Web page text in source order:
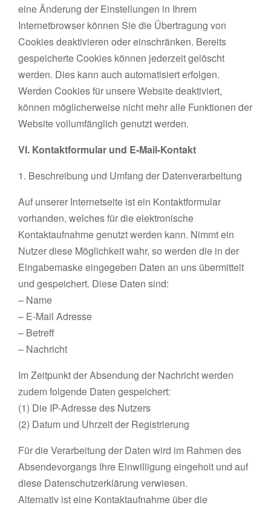
eine Änderung der Einstellungen in Ihrem
Internetbrowser können Sie die Übertragung von
Cookies deaktivieren oder einschränken. Bereits
gespeicherte Cookies können jederzeit gelöscht
werden. Dies kann auch automatisiert erfolgen.
Werden Cookies für unsere Website deaktiviert,
können möglicherweise nicht mehr alle Funktionen der
Website vollumfänglich genutzt werden.
VI. Kontaktformular und E-Mail-Kontakt
1. Beschreibung und Umfang der Datenverarbeitung
Auf unserer Internetseite ist ein Kontaktformular
vorhanden, welches für die elektronische
Kontaktaufnahme genutzt werden kann. Nimmt ein
Nutzer diese Möglichkeit wahr, so werden die in der
Eingabemaske eingegeben Daten an uns übermittelt
und gespeichert. Diese Daten sind:
– Name
– E-Mail Adresse
– Betreff
– Nachricht
Im Zeitpunkt der Absendung der Nachricht werden
zudem folgende Daten gespeichert:
(1) Die IP-Adresse des Nutzers
(2) Datum und Uhrzeit der Registrierung
Für die Verarbeitung der Daten wird im Rahmen des
Absendevorgangs Ihre Einwilligung eingeholt und auf
diese Datenschutzerklärung verwiesen.
Alternativ ist eine Kontaktaufnahme über die